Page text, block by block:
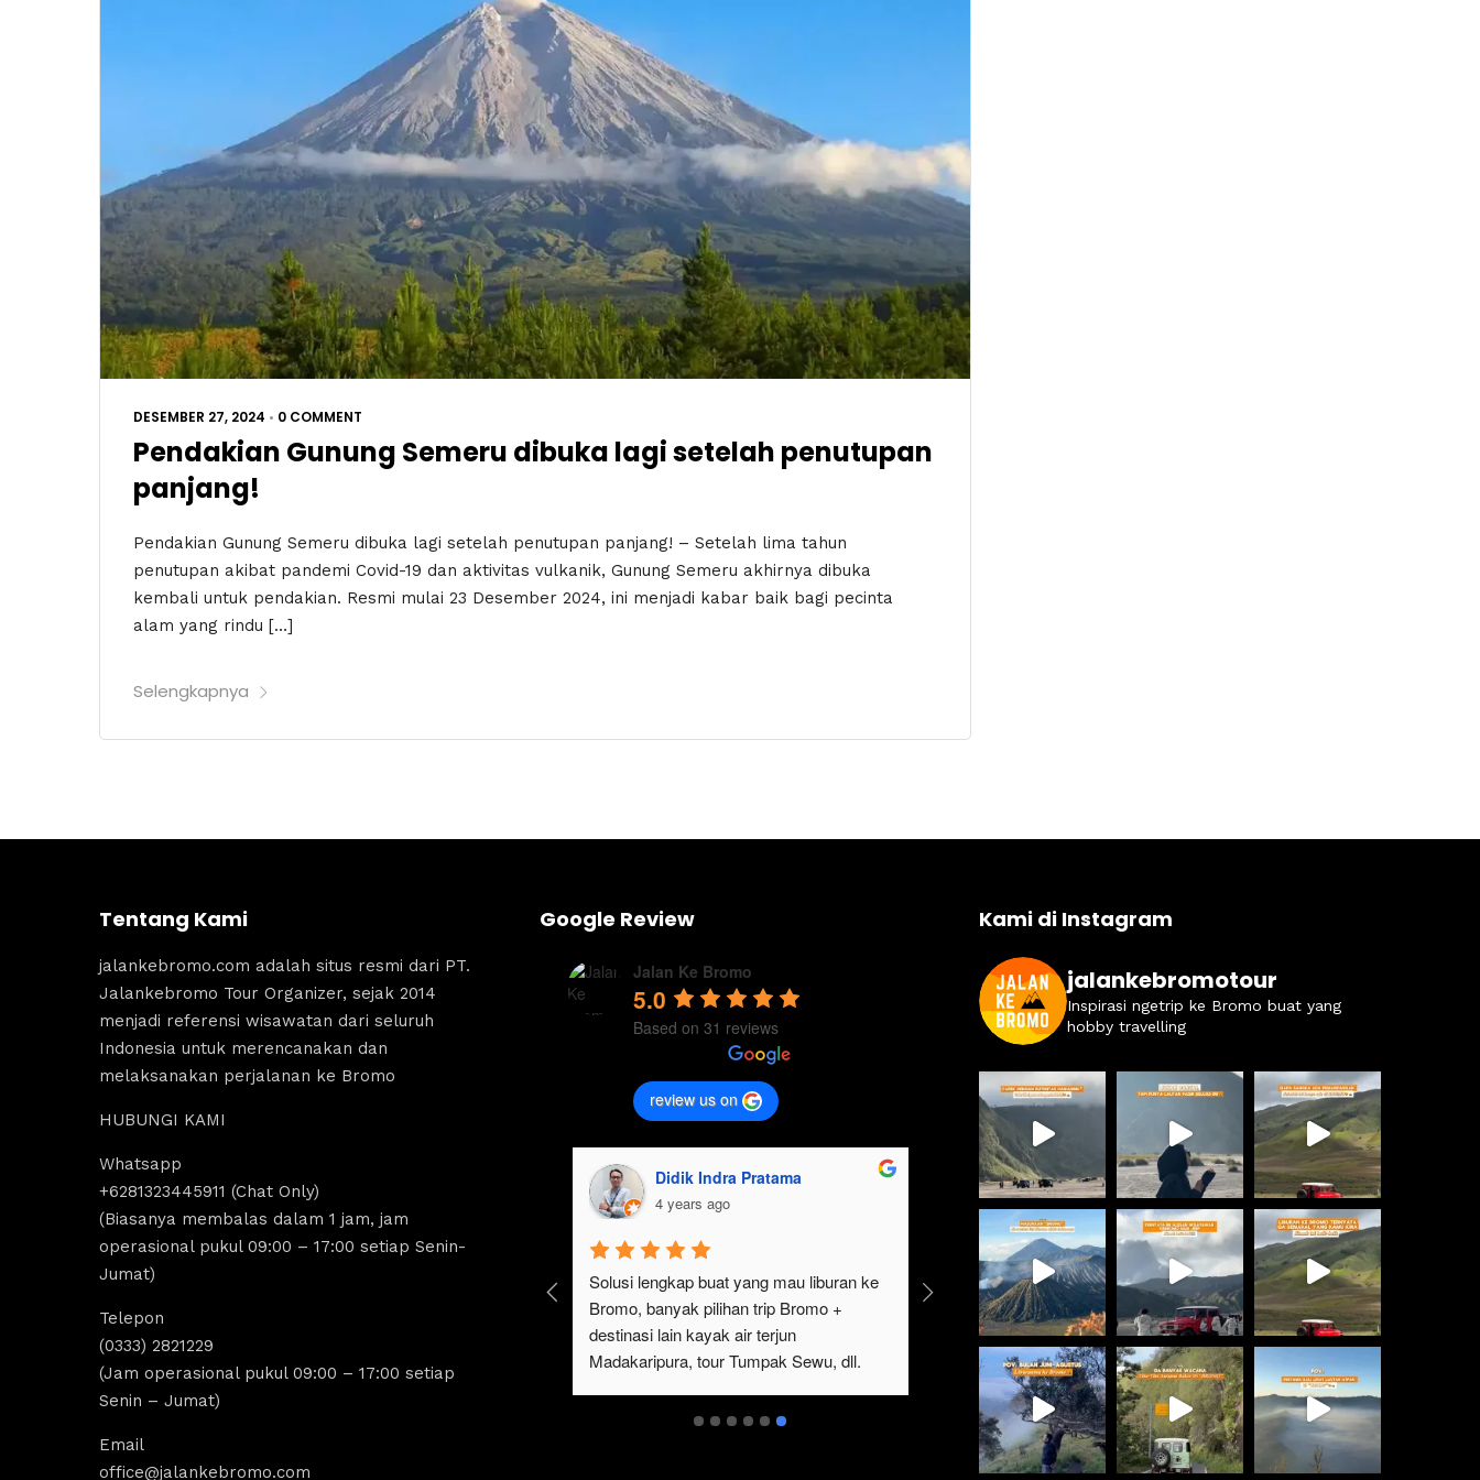
DESEMBER 27, 2024 • 0 COMMENT
Pendakian Gunung Semeru dibuka lagi setelah penutupan
panjang!
Pendakian Gunung Semeru dibuka lagi setelah penutupan panjang! – Setelah lima tahun
penutupan akibat pandemi Covid-19 dan aktivitas vulkanik, Gunung Semeru akhirnya dibuka
kembali untuk pendakian. Resmi mulai 23 Desember 2024, ini menjadi kabar baik bagi pecinta
alam yang rindu […]
Selengkapnya
Tentang Kami
jalankebromo.com adalah situs resmi dari PT.
Jalankebromo Tour Organizer, sejak 2014
menjadi referensi wisawatan dari seluruh
Indonesia untuk merencanakan dan
melaksanakan perjalanan ke Bromo
HUBUNGI KAMI
Whatsapp
+6281323445911 (Chat Only)
(Biasanya membalas dalam 1 jam, jam
operasional pukul 09:00 – 17:00 setiap Senin-
Jumat)
Telepon
(0333) 2821229
(Jam operasional pukul 09:00 – 17:00 setiap
Senin – Jumat)
Email
office@jalankebromo.com
Google Review
Jalan Ke Bromo
5.0
Based on 31 reviews
review us on
menyediakan sewa
Jeep malang.
aktivitas tour
dan trip bromo.
destinasi Air terjun
amazing banget
4 years ago
bromo, kita bisa melakukan tour bromo
Sunrise dan Sunset.Pokoknya sangat
Didik Indra Pratama
4 years ago
Solusi lengkap buat yang mau liburan ke
Bromo, banyak pilihan trip Bromo +
destinasi lain kayak air terjun
Madakaripura, tour Tumpak Sewu, dll.
Kami di Instagram
jalankebromotour
Inspirasi ngetrip ke Bromo buat yang
hobby travelling